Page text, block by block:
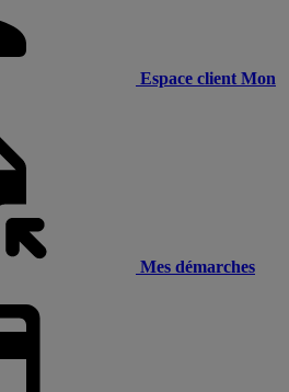
Espace client Mon
Mes démarches